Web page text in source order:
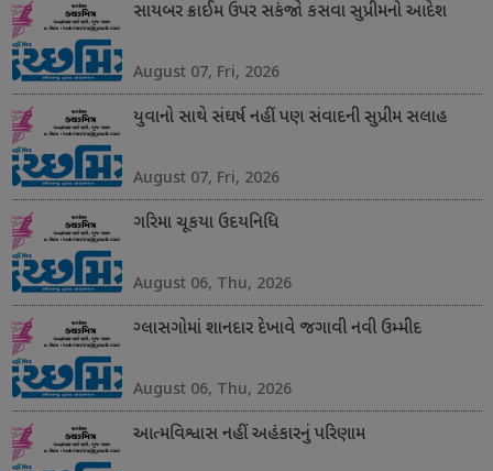
સાયબર ક્રાઈમ ઉપર સકંજો કસવા સુપ્રીમનો આદેશ
August 07, Fri, 2026
યુવાનો સાથે સંઘર્ષ નહીં પણ સંવાદની સુપ્રીમ સલાહ
August 07, Fri, 2026
ગરિમા ચૂકયા ઉદયનિધિ
August 06, Thu, 2026
ગ્લાસગોમાં શાનદાર દેખાવે જગાવી નવી ઉમ્મીદ
August 06, Thu, 2026
આત્મવિશ્વાસ નહીં અહંકારનું પરિણામ